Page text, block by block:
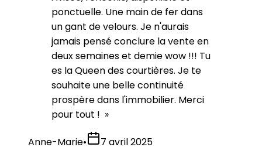
ponctuelle. Une main de fer dans
un gant de velours. Je n'aurais
jamais pensé conclure la vente en
deux semaines et demie wow !!! Tu
es la Queen des courtières. Je te
souhaite une belle continuité
prospère dans l'immobilier. Merci
pour tout ! »
Anne-Marie•
7 avril 2025